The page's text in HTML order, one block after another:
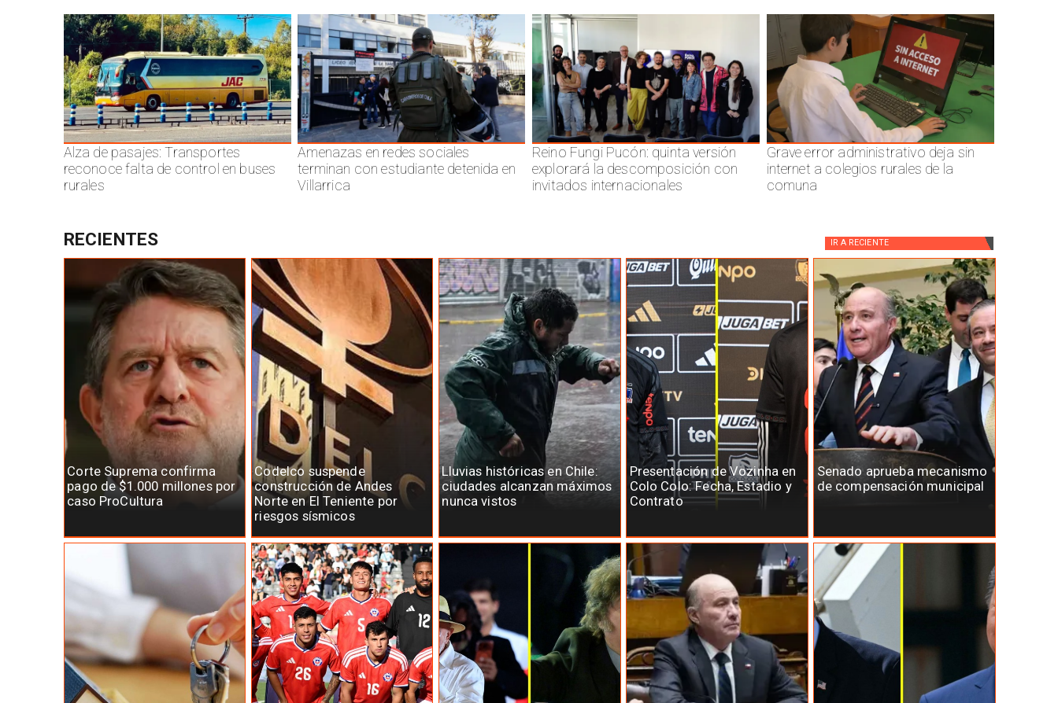
Alza de pasajes: Transportes
reconoce falta de control en buses
rurales
Amenazas en redes sociales
terminan con estudiante detenida en
Villarrica
Reino Fungi Pucón: quinta versión
explorará la descomposición con
invitados internacionales
Grave error administrativo deja sin
internet a colegios rurales de la
comuna
Corte Suprema confirma
pago de $1.000 millones por
caso ProCultura
Codelco suspende
construcción de Andes
Norte en El Teniente por
riesgos sísmicos
Lluvias históricas en Chile:
ciudades alcanzan máximos
nunca vistos
Presentación de Vozinha en
Colo Colo: Fecha, Estadio y
Contrato
Senado aprueba mecanismo
de compensación municipal
RECIENTES IR A RECIENTE